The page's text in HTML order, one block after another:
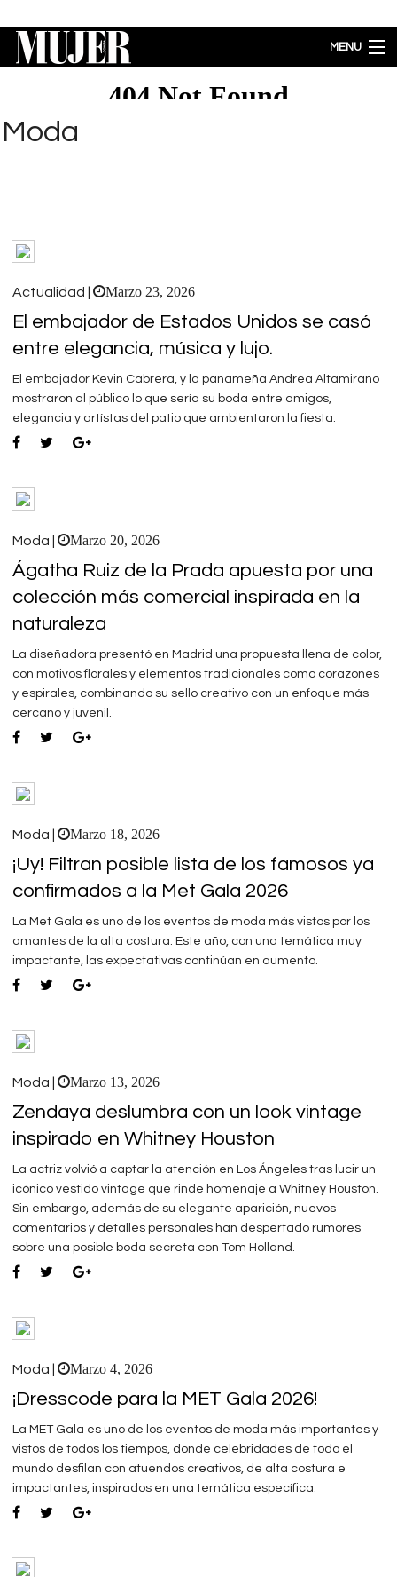
MENU
BIENESTAR
ENTRETENIMIENTO
EMPODERAMIENTO
Brecha salarial por género se ubica en 5.77% a favor de los hombres
Moda
Actualidad | Marzo 23, 2026
El embajador de Estados Unidos se casó
entre elegancia, música y lujo.
El embajador Kevin Cabrera, y la panameña Andrea Altamirano
mostraron al público lo que sería su boda entre amigos,
elegancia y artístas del patio que ambientaron la fiesta.
Moda | Marzo 20, 2026
Ágatha Ruiz de la Prada apuesta por una
colección más comercial inspirada en la
naturaleza
La diseñadora presentó en Madrid una propuesta llena de color,
con motivos florales y elementos tradicionales como corazones
y espirales, combinando su sello creativo con un enfoque más
cercano y juvenil.
Moda | Marzo 18, 2026
¡Uy! Filtran posible lista de los famosos ya
confirmados a la Met Gala 2026
La Met Gala es uno de los eventos de moda más vistos por los
amantes de la alta costura. Este año, con una temática muy
impactante, las expectativas continúan en aumento.
Moda | Marzo 13, 2026
Zendaya deslumbra con un look vintage
inspirado en Whitney Houston
La actriz volvió a captar la atención en Los Ángeles tras lucir un
icónico vestido vintage que rinde homenaje a Whitney Houston.
Sin embargo, además de su elegante aparición, nuevos
comentarios y detalles personales han despertado rumores
sobre una posible boda secreta con Tom Holland.
Moda | Marzo 4, 2026
¡Dresscode para la MET Gala 2026!
La MET Gala es uno de los eventos de moda más importantes y
vistos de todos los tiempos, donde celebridades de todo el
mundo desfilan con atuendos creativos, de alta costura e
impactantes, inspirados en una temática específica.